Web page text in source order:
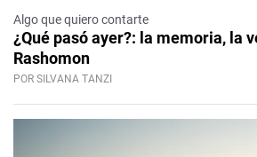
Algo que quiero contarte
¿Qué pasó ayer?: la memoria, la
Rashomon
POR SILVANA TANZI